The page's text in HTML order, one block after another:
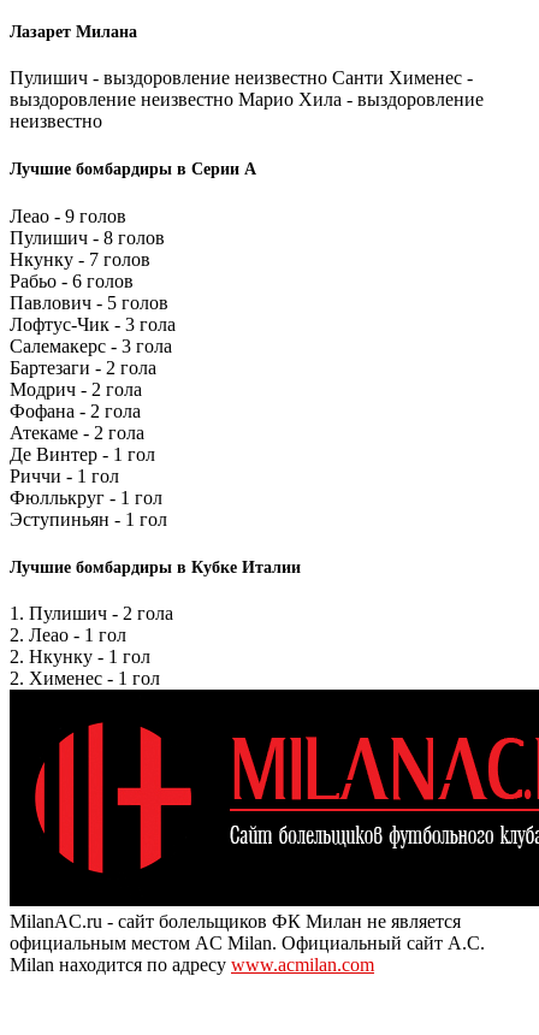
Лазарет Милана
Пулишич - выздоровление неизвестно Санти Хименес -
выздоровление неизвестно Марио Хила - выздоровление
неизвестно
Лучшие бомбардиры в Серии А
Леао - 9 голов
Пулишич - 8 голов
Нкунку - 7 голов
Рабьо - 6 голов
Павлович - 5 голов
Лофтус-Чик - 3 гола
Салемакерс - 3 гола
Бартезаги - 2 гола
Модрич - 2 гола
Фофана - 2 гола
Атекаме - 2 гола
Де Винтер - 1 гол
Риччи - 1 гол
Фюллькруг - 1 гол
Эступиньян - 1 гол
Лучшие бомбардиры в Кубке Италии
1. Пулишич - 2 гола
2. Леао - 1 гол
2. Нкунку - 1 гол
2. Хименес - 1 гол
MilanAC.ru - сайт болельщиков ФК Милан не является
официальным местом AC Milan. Официальный сайт A.C.
Milan находится по адресу www.acmilan.com